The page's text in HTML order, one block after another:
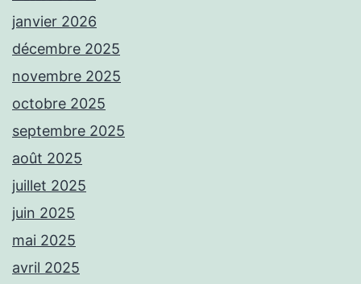
janvier 2026
décembre 2025
novembre 2025
octobre 2025
septembre 2025
août 2025
juillet 2025
juin 2025
mai 2025
avril 2025